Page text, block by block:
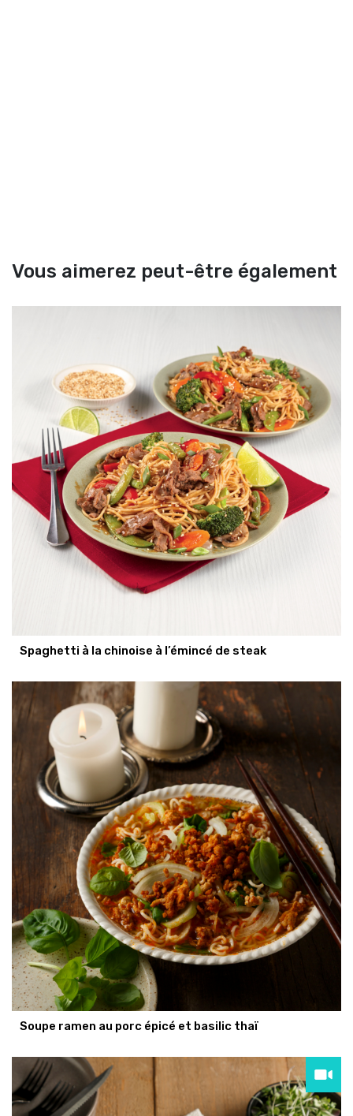
Vous aimerez peut-être également
Spaghetti à la chinoise à l’émincé de steak
Soupe ramen au porc épicé et basilic thaï